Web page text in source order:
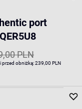
port
PLN
przed obniżką:239,00 PLN